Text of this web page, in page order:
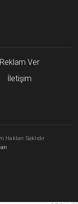
Reklam Ver
İletişim
Hakları Saklıdır